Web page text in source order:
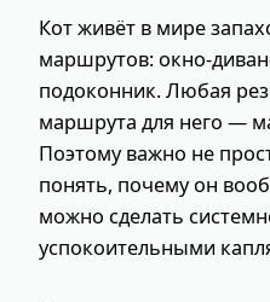
Кот живёт в мире
маршрутов: окно-
подоконник. Любая
маршрута для него —
Поэтому важно не
понять, почему он
можно сделать
успокоительными